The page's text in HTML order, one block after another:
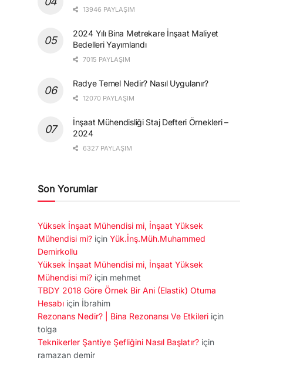
13946 PAYLAŞIM
2024 Yılı Bina Metrekare İnşaat Maliyet
Bedelleri Yayımlandı
7015 PAYLAŞIM
Radye Temel Nedir? Nasıl Uygulanır?
12070 PAYLAŞIM
İnşaat Mühendisliği Staj Defteri Örnekleri –
2024
6327 PAYLAŞIM
Son Yorumlar
Yüksek İnşaat Mühendisi mi, İnşaat Yüksek
Mühendisi mi? için Yük.İnş.Müh.Muhammed
Demirkollu
Yüksek İnşaat Mühendisi mi, İnşaat Yüksek
Mühendisi mi? için mehmet
TBDY 2018 Göre Örnek Bir Ani (Elastik) Otuma
Hesabı için İbrahim
Rezonans Nedir? | Bina Rezonansı Ve Etkileri için
tolga
Teknikerler Şantiye Şefliğini Nasıl Başlatır? için
ramazan demir